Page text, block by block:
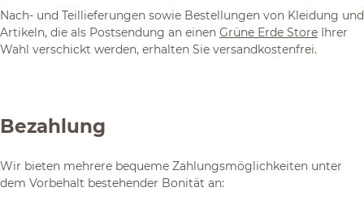
Nach- und Teillieferungen sowie Bestellungen von Kleidung und
Artikeln, die als Postsendung an einen Grüne Erde Store Ihrer
Wahl verschickt werden, erhalten Sie versandkostenfrei.
Bezahlung
Wir bieten mehrere bequeme Zahlungsmöglichkeiten unter
dem Vorbehalt bestehender Bonität an: